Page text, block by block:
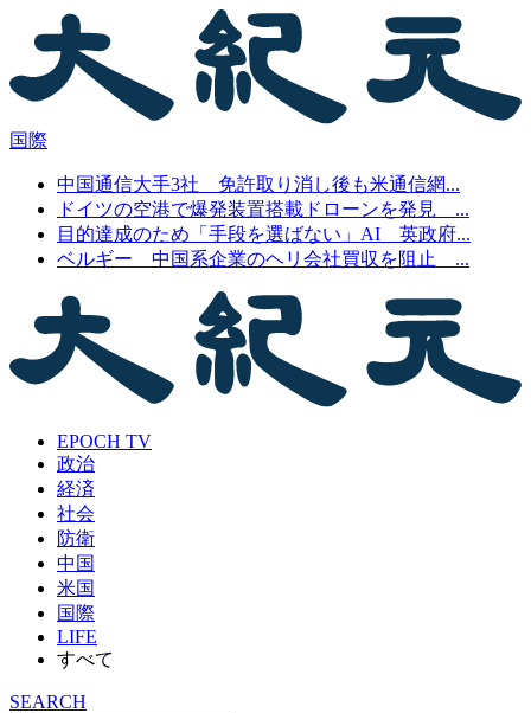
国際
中国通信大手3社 免許取り消し後も米通信網...
ドイツの空港で爆発装置搭載ドローンを発見 ...
目的達成のため「手段を選ばない」AI 英政府...
ベルギー 中国系企業のヘリ会社買収を阻止 ...
EPOCH TV
政治
経済
社会
防衛
中国
米国
国際
LIFE
すべて
SEARCH